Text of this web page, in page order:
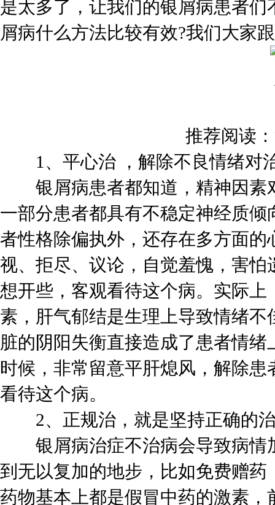
是太多了，让我们的银屑病患者
屑病什么方法比较有效?我们大家
推荐阅读：
1、平心治 ，解除不良情绪对
银屑病患者都知道，精神因素
一部分患者都具有不稳定神经质
者性格除偏执外，还存在多方面
视、拒尽、议论，自觉羞愧，害
想开些，客观看待这个病。实际
素，肝气郁结是生理上导致情绪
脏的阴阳失衡直接造成了患者情
时候，非常留意平肝熄风，解除
看待这个病。
2、正规治，就是坚持正确的
银屑病治症不治病会导致病情
到无以复加的地步，比如免费赠
药物基本上都是假冒中药的激素